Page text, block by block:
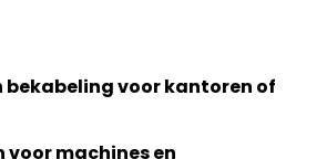
bekabeling voor kantoren of
machines en